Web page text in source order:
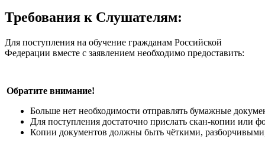
Требования к Слушателям:
Для поступления на обучение гражданам Российской
Федерации вместе с заявлением необходимо предоставить:
Обратите внимание!
Больше нет необходимости отправлять бумажные
Для поступления достаточно прислать скан-копии или
Копии документов должны быть чёткими,